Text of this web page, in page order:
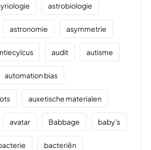
astrobiologie
astronomie asymmetrie
audit autisme
automation bias
auxetische materialen
avatar Babbage baby's
bacteriën